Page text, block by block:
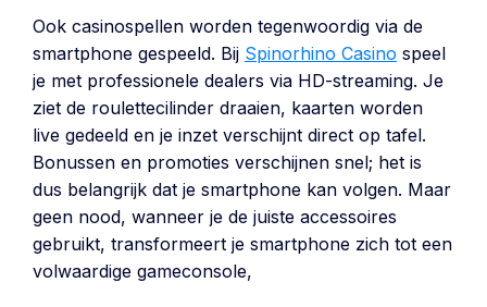
Ook casinospellen worden tegenwoordig via de
smartphone gespeeld. Bij Spinorhino Casino speel
je met professionele dealers via HD-streaming. Je
ziet de roulettecilinder draaien, kaarten worden
live gedeeld en je inzet verschijnt direct op tafel.
Bonussen en promoties verschijnen snel; het is
dus belangrijk dat je smartphone kan volgen. Maar
geen nood, wanneer je de juiste accessoires
gebruikt, transformeert je smartphone zich tot een
volwaardige gameconsole,